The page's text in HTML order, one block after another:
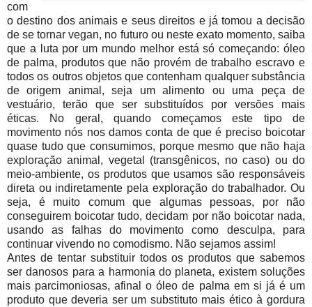
com
o destino dos animais e seus direitos e já tomou a decisão
de se tornar vegan, no futuro ou neste exato momento, saiba
que a luta por um mundo melhor está só começando: óleo
de palma, produtos que não provém de trabalho escravo e
todos os outros objetos que contenham qualquer substância
de origem animal, seja um alimento ou uma peça de
vestuário, terão que ser substituídos por versões mais
éticas. No geral, quando começamos este tipo de
movimento nós nos damos conta de que é preciso boicotar
quase tudo que consumimos, porque mesmo que não haja
exploração animal, vegetal (transgênicos, no caso) ou do
meio-ambiente, os produtos que usamos são responsáveis
direta ou indiretamente pela exploração do trabalhador. Ou
seja, é muito comum que algumas pessoas, por não
conseguirem boicotar tudo, decidam por não boicotar nada,
usando as falhas do movimento como desculpa, para
continuar vivendo no comodismo. Não sejamos assim!
Antes de tentar substituir todos os produtos que sabemos
ser danosos para a harmonia do planeta, existem soluções
mais parcimoniosas, afinal o óleo de palma em si já é um
produto que deveria ser um substituto mais ético à gordura